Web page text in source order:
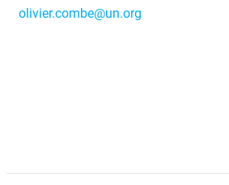
olivier.combe@un.org